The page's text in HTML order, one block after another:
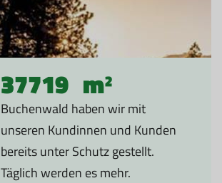
37719 m²
Buchenwald haben wir mit
unseren Kundinnen und Kunden
bereits unter Schutz gestellt.
Täglich werden es mehr.